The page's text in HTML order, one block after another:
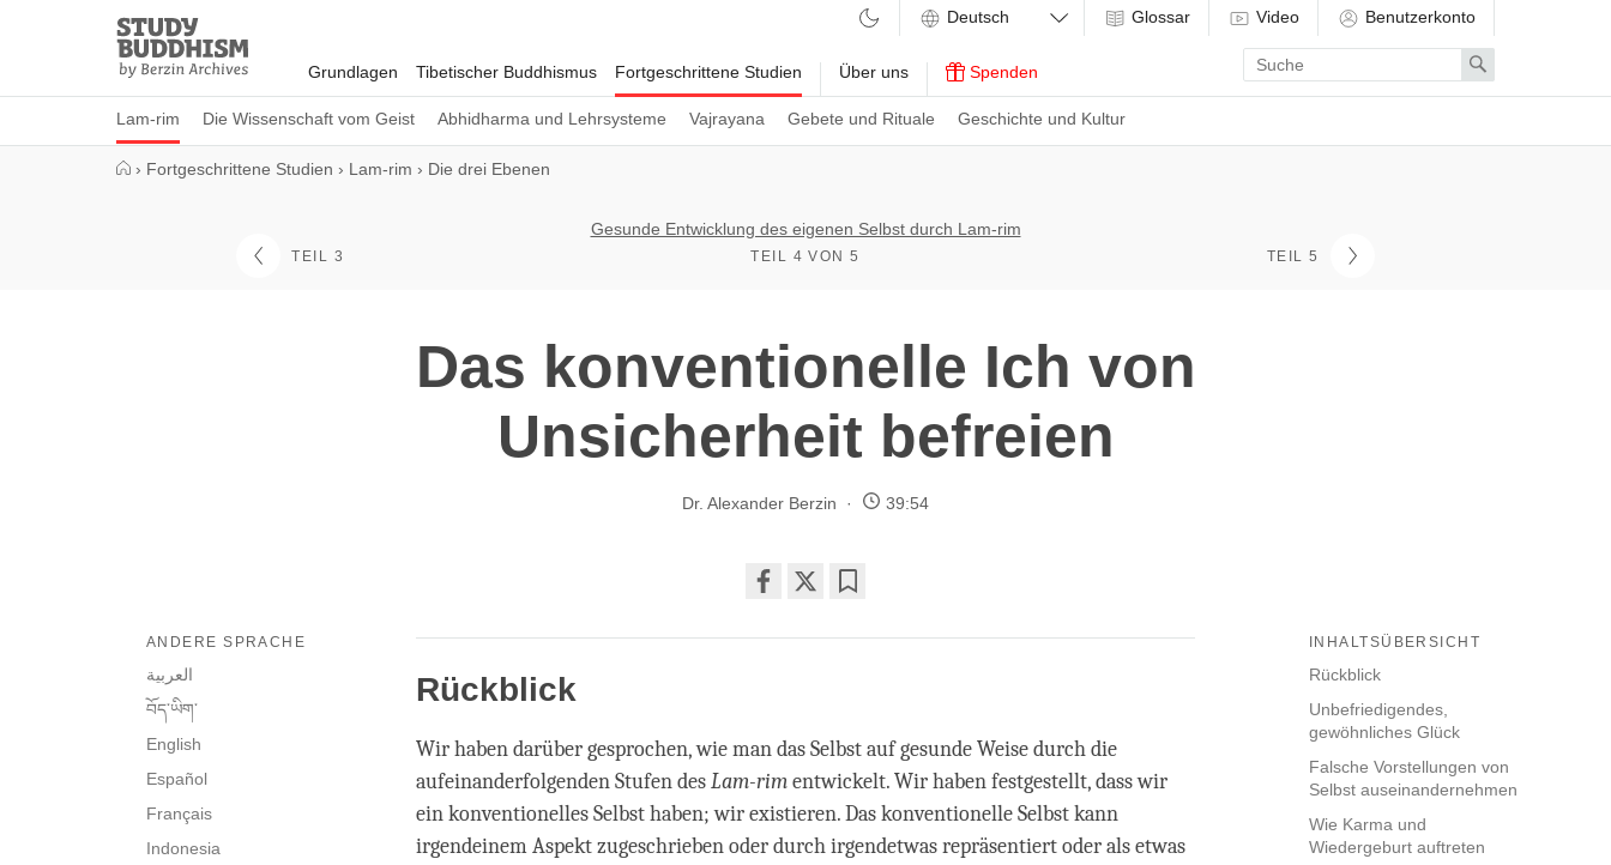
Study
Buddhism
Home
Grundlagen Tibetischer Buddhismus Fortgeschrittene Studien
Lam-rim Die Wissenschaft vom Geist Abhidharma und Lehrsysteme Vajrayana Gebete und Rituale Geschichte und Kultur
Über uns Spenden
Glossar Video Benutzerkonto
Enter
search
term
Search
› Fortgeschrittene Studien › Lam-rim › Die drei Ebenen
TEIL 3
Gesunde Entwicklung des eigenen Selbst durch Lam-rim
TEIL 4 VON 5 TEIL 5
Das konventionelle Ich von
Unsicherheit befreien
Dr. Alexander Berzin 39:54
on
INHALTSÜBERSICHT
Rückblick
Unbefriedigendes,
gewöhnliches Glück
Falsche Vorstellungen von
Selbst auseinandernehmen
Wie Karma und
Wiedergeburt auftreten
ANDERE SPRACHE
العربية
བོད་ཡིག་
English
Español
Français
Indonesia
Rückblick
Wir haben darüber gesprochen, wie man das Selbst auf gesunde Weise durch die
aufeinanderfolgenden Stufen desLam-rimentwickelt. Wir haben festgestellt, dass wir
ein konventionelles Selbst haben; wir existieren. Das konventionelle Selbst kann
irgendeinem Aspekt zugeschrieben oder durch irgendetwas repräsentiert oder als etwas